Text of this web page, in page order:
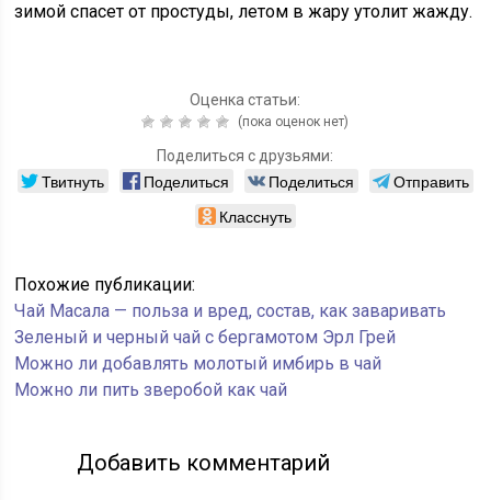
зимой спасет от простуды, летом в жару утолит жажду.
Оценка статьи:
(пока оценок нет)
Поделиться с друзьями:
Твитнуть Поделиться Поделиться
Отправить
Класснуть
Похожие публикации:
Чай Масала — польза и вред, состав, как заваривать
Зеленый и черный чай с бергамотом Эрл Грей
Можно ли добавлять молотый имбирь в чай
Можно ли пить зверобой как чай
Добавить комментарий